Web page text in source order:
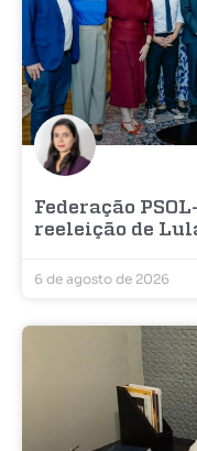
Federação
reeleição de
6 de agosto de 2026